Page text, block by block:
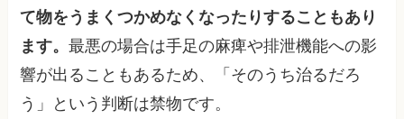
て物をうまくつかめなくなったりすることもあり
ます。最悪の場合は手足の麻痺や排泄機能への影
響が出ることもあるため、「そのうち治るだろ
う」という判断は禁物です。